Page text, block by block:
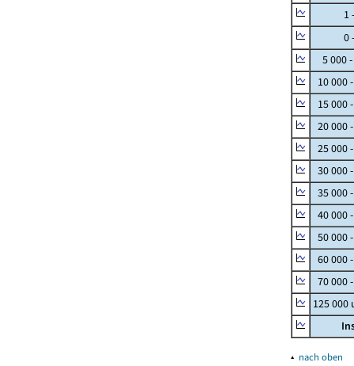
1 -
0 -
5 000
10 000
15 000
20 000
25 000
30 000
35 000
40 000
50 000
60 000
70 000
125
▴ nach oben